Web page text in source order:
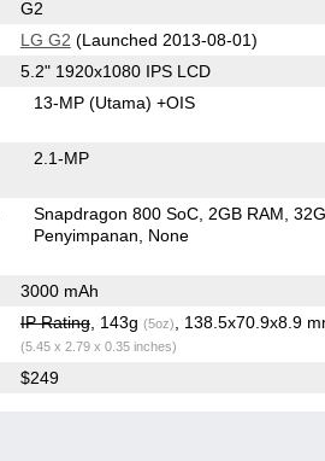
G2
LG G2 (Launched 2013-08-01)
5.2" 1920x1080 IPS LCD
13-MP(Utama) +OIS
2.1-MP
Snapdragon 800 SoC 2GB RAM
Penyimpanan
None
3000 mAh
IP Rating, 143g (5oz) , 138.5x70.9x8.9
(5.45 x 2.79 x 0.35 inches)
$249